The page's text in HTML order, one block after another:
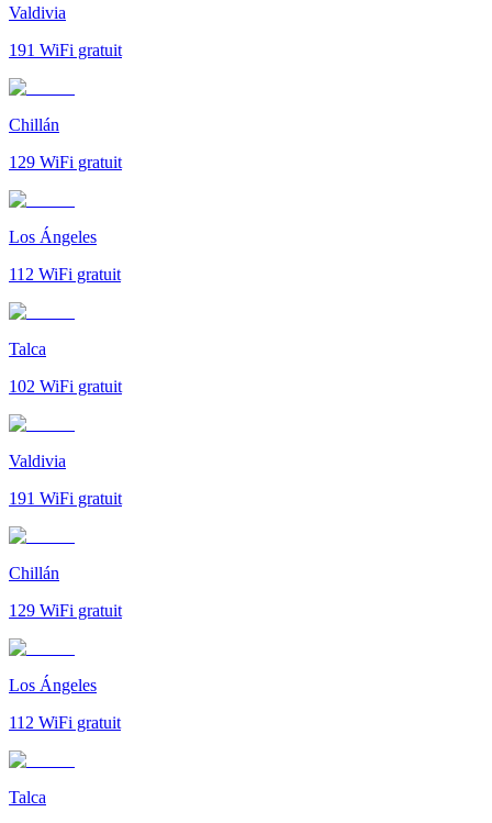
Valdivia
191 WiFi gratuit
Chillán
129 WiFi gratuit
Los Ángeles
112 WiFi gratuit
Talca
102 WiFi gratuit
Valdivia
191 WiFi gratuit
Chillán
129 WiFi gratuit
Los Ángeles
112 WiFi gratuit
Talca